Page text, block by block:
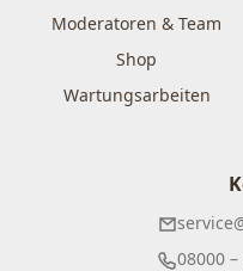
Moderatoren & Team
Shop
Wartungsarbeiten
08000